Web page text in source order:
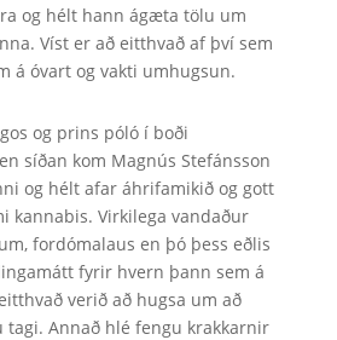
og hélt hann ágæta tölu um
Víst er að eitthvað af því sem
á óvart og vakti umhugsun.
og prins póló í boði
síðan kom Magnús Stefánsson
og hélt afar áhrifamikið og gott
kannabis. Virkilega vandaður
fordómalaus en þó þess eðlis
fyrir hvern þann sem á
verið að hugsa um að
tagi. Annað hlé fengu krakkarnir